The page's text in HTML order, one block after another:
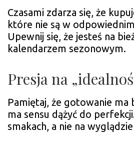
Czasami zdarza się, że
które nie są w
Upewnij się, że jesteś na
kalendarzem sezonowym.
Presja na
Pamiętaj, że gotowanie ma
ma sensu dążyć do
smakach, a nie na